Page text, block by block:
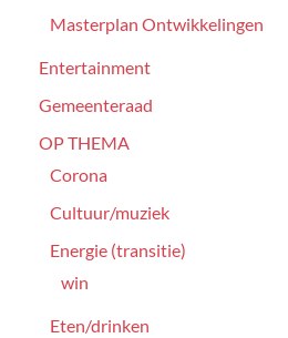
Masterplan Ontwikkelingen
Entertainment
Gemeenteraad
OP THEMA
Corona
Cultuur/muziek
Energie (transitie)
win
Eten/drinken